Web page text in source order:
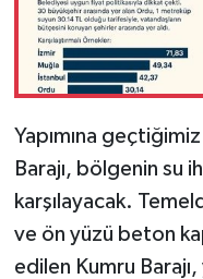
Yapımına
Barajı, bölgenin su
karşılayacak.
ve ön yüzü beton
edilen Kumru